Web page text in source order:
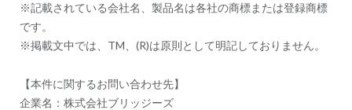
※記載されている会社名、製品名は各社の商標または登録商標
です。
※掲載文中では、TM、(R)は原則として明記しておりません。
【本件に関するお問い合わせ先】
企業名：株式会社ブリッジーズ